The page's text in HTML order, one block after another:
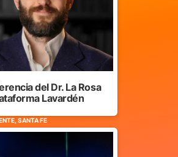
del Dr. La Rosa
Lavardén
SANTA FE